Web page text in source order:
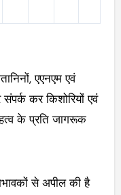
एएनएम एवं
कर किशोरियों एवं
के प्रति जागरूक
से अपील की है